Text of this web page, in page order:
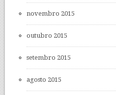
novembro 2015
outubro 2015
setembro 2015
agosto 2015